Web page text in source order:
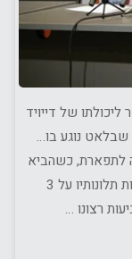
של דייויד
שבלאט נוגע בו…
לתפארת, כשהביא
שחקנים שהתחברו בשלמות ראויה. והשנה, למרות תלונותיו על 3
רצונו …